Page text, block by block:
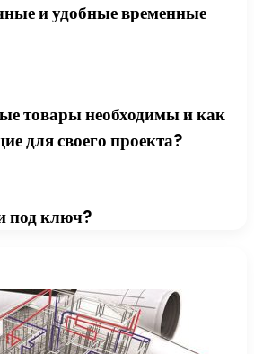
и удобные временные
товары необходимы и как
для своего проекта?
под ключ?